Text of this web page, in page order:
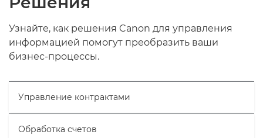
Узнайте, как решения Canon для управления
информацией помогут преобразить ваши
бизнес-процессы.
Управление контрактами
Обработка счетов